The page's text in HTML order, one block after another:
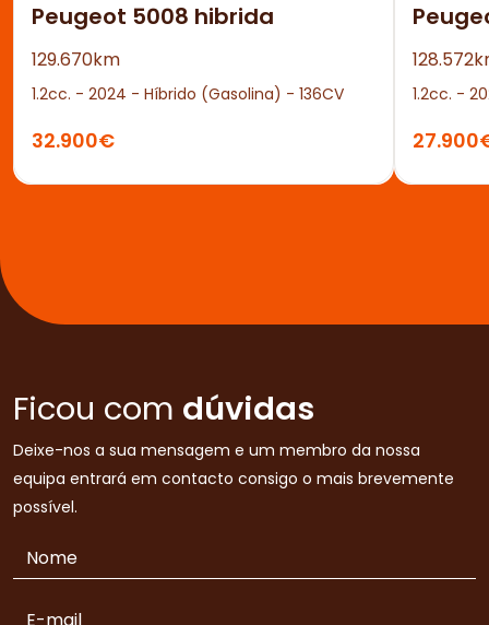
Peugeot 5008 hibrida
129.670km
1.2cc. - 2024 - Híbrido (Gasolina) - 136CV
32.900€
1.2cc. -
Ficou com dúvidas
Deixe-nos a sua mensagem e um membro da nossa
equipa entrará em contacto consigo o mais brevemente
possível.